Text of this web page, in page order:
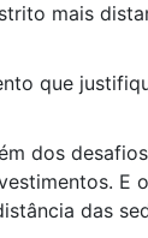
mais
que
dos
E
das